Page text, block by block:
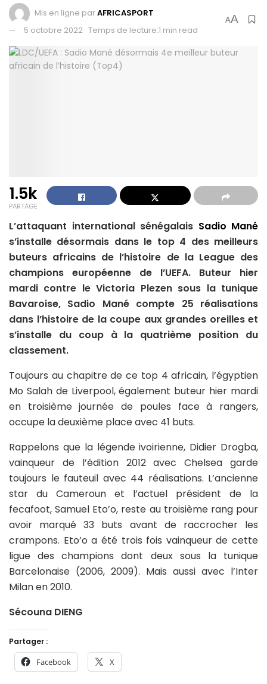
Mis en ligne parAFRICASPORT
5 octobre 2022 Temps de lecture:1 min read
AA
1.5k
PARTAGE
L’attaquant international sénégalais Sadio Mané
s’installe désormais dans le top 4 des meilleurs
buteurs africains de l’histoire de la League des
champions européenne de l’UEFA. Buteur hier
mardi contre le Victoria Plezen sous la tunique
Bavaroise, Sadio Mané compte 25 réalisations
dans l’histoire de la coupe aux grandes oreilles et
s’installe du coup à la quatrième position du
classement.
Toujours au chapitre de ce top 4 africain, l’égyptien
Mo Salah de Liverpool, également buteur hier mardi
en troisième journée de poules face à rangers,
occupe la deuxième place avec 41 buts.
Rappelons que la légende ivoirienne, Didier Drogba,
vainqueur de l’édition 2012 avec Chelsea garde
toujours le fauteuil avec 44 réalisations. L’ancienne
star du Cameroun et l’actuel président de la
fecafoot, Samuel Eto’o, reste au troisième rang pour
avoir marqué 33 buts avant de raccrocher les
crampons. Eto’o a été trois fois vainqueur de cette
ligue des champions dont deux sous la tunique
Barcelonaise (2006, 2009). Mais aussi avec l’Inter
Milan en 2010.
Sécouna DIENG
Partager :
Facebook X